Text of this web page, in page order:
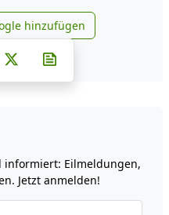
zu Google
hinzufügen
Facebook
auf Whatsapp
Teilen auf Telegram
Pinterest
E-Mail teilen
Post auf X
informiert: Eilmeldungen,
Jetzt anmelden!